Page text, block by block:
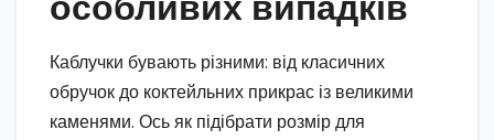
Каблучки бувають різними: від класичних
обручок до коктейльних прикрас із великими
каменями. Ось як підібрати розмір для